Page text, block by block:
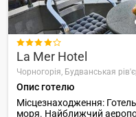

La Mer Hotel
Чорногорія, Будванськая
Опис готелю
Місцезнаходження:
моря. Найближчий